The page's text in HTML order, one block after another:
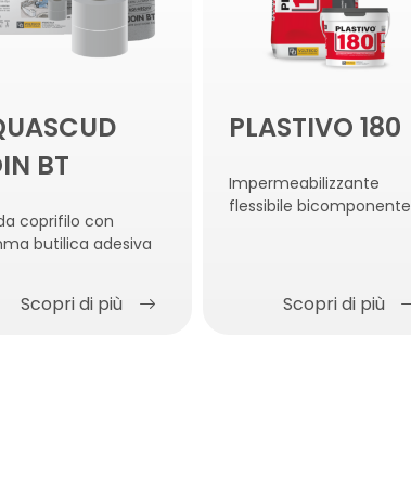
BT
coprifilo con
butilica adesiva
Scopri di più
PLASTIVO 180
Impermeabilizzante
flessibile bicomponente
Scopri di più